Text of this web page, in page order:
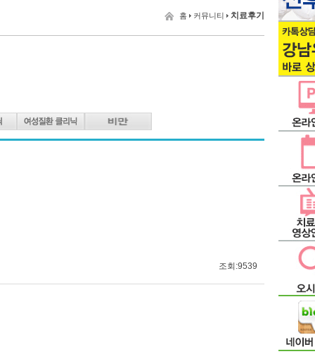
홈 커뮤니티 치료후기
조회:9539